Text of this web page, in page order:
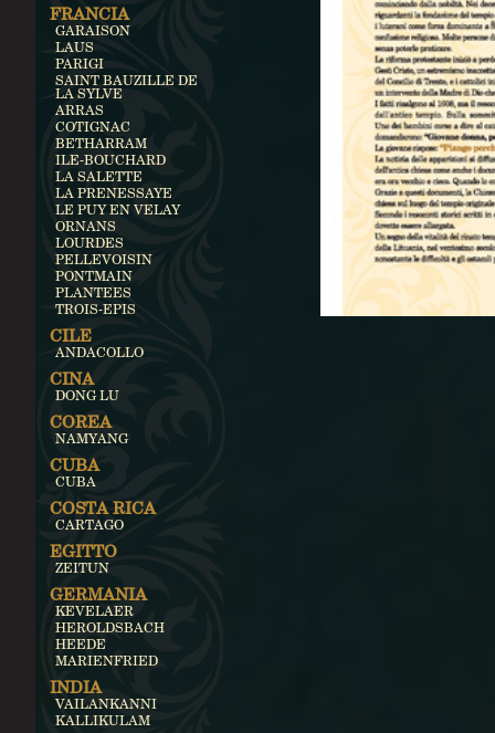
FRANCIA
GARAISON
LAUS
PARIGI
SAINT BAUZILLE DE
LA SYLVE
ARRAS
COTIGNAC
BETHARRAM
ILE-BOUCHARD
LA SALETTE
LA PRENESSAYE
LE PUY EN VELAY
ORNANS
LOURDES
PELLEVOISIN
PONTMAIN
PLANTEES
TROIS-EPIS
CILE
ANDACOLLO
CINA
DONG LU
COREA
NAMYANG
CUBA
CUBA
COSTA RICA
CARTAGO
EGITTO
ZEITUN
GERMANIA
KEVELAER
HEROLDSBACH
HEEDE
MARIENFRIED
INDIA
VAILANKANNI
KALLIKULAM